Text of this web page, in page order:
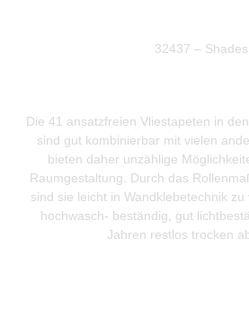
32437 – Shades
Die 41 ansatzfreien Vliestapeten in
sind gut kombinierbar mit vielen
bieten daher unzählige
Raumgestaltung. Durch das
sind sie leicht in Wandklebetechnik
hochwasch- beständig, gut
Jahren restlos trocken